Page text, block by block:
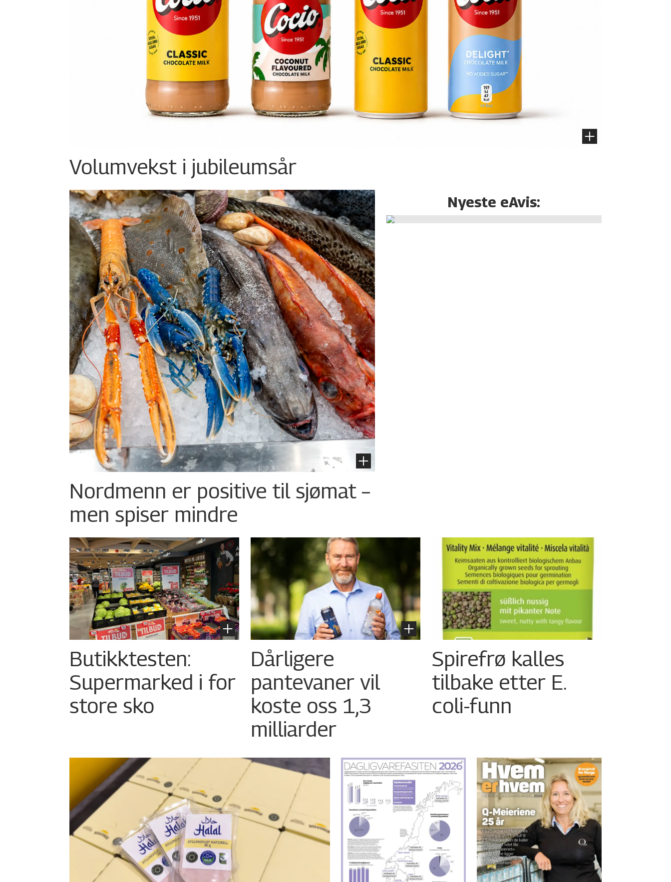
Volumvekst i jubileumsår
Nordmenn er positive til sjømat –
men spiser mindre
Nyeste eAvis:
Butikktesten:
Supermarked i for
store sko
Dårligere
pantevaner vil
koste oss 1,3
milliarder
Spirefrø kalles
tilbake etter E.
coli-funn